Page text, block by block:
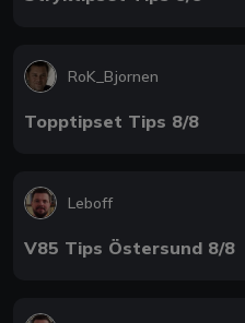
RoK_Bjornen
Topptipset Tips 8/8
Leboff
V85 Tips Östersund 8/8